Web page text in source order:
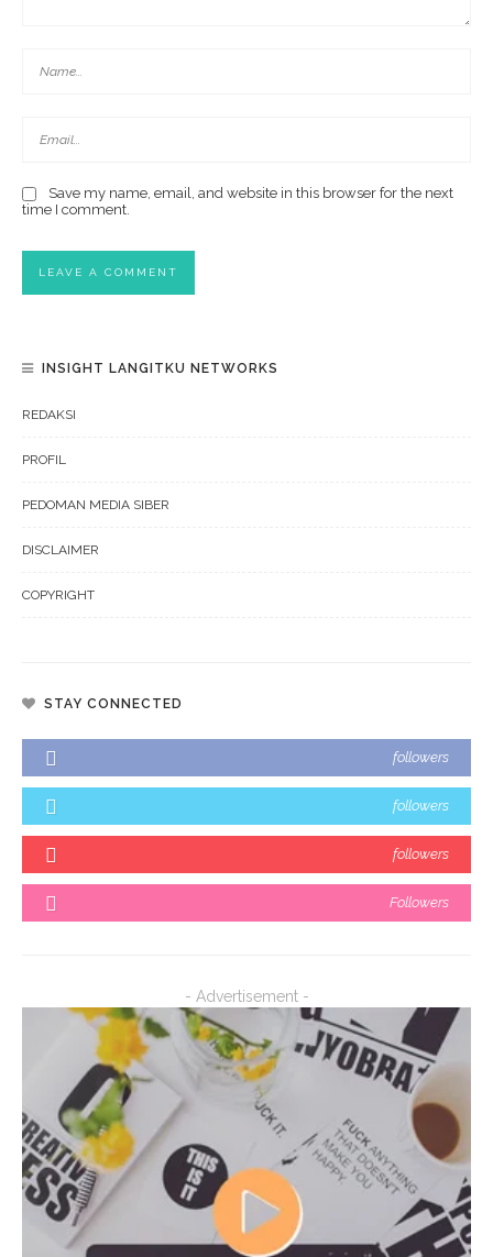
Save my name, email, and website in this browser for the next
time I comment.
INSIGHT LANGITKU NETWORKS
REDAKSI
PROFIL
PEDOMAN MEDIA SIBER
DISCLAIMER
COPYRIGHT
STAY CONNECTED
followers
followers
followers
Followers
- Advertisement -